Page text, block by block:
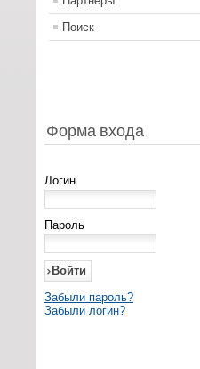
Поиск
Форма входа
Логин
Пароль
Забыли пароль?
Забыли логин?